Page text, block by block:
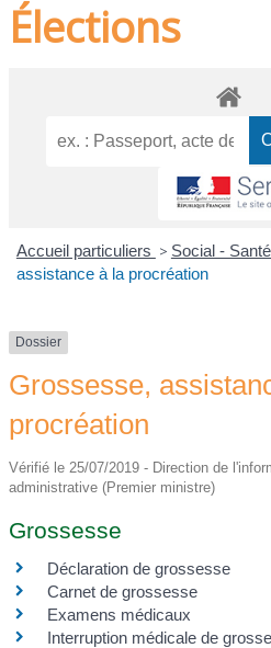
Élections
Accueil particuliers > Social - Santé
assistance à la procréation
Dossier
Grossesse,
procréation
Vérifié le 25/07/2019 - Direction de
administrative (Premier ministre)
Grossesse
Déclaration de grossesse
Carnet de grossesse
Examens médicaux
Interruption médicale de